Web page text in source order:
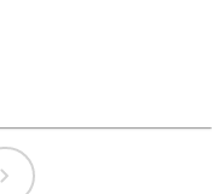
chevron_right